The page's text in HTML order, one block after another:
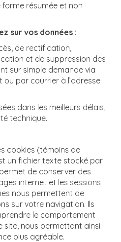
résumée et non
sur vos données :
de rectification,
et de suppression des
sur simple demande via
par courrier à l’adresse
dans les meilleurs délais,
technique.
cookies (témoins de
un fichier texte stocké par
de conserver des
internet et les sessions
nous permettent de
sur votre navigation. Ils
le comportement
site, nous permettant ainsi
plus agréable.